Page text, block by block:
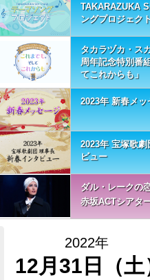
TAKARAZUKA
ングプロジェク
タカラヅカ・ス
周年記念特別番
てこれからも」
2023年 新春メ
2023年 宝塚歌
ビュー
ダル・レークの
赤坂ACTシアター
2022年
12月31日（土